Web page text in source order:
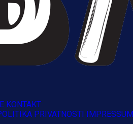
KONTAKT
PRIVATNOSTI IMPRESSUM